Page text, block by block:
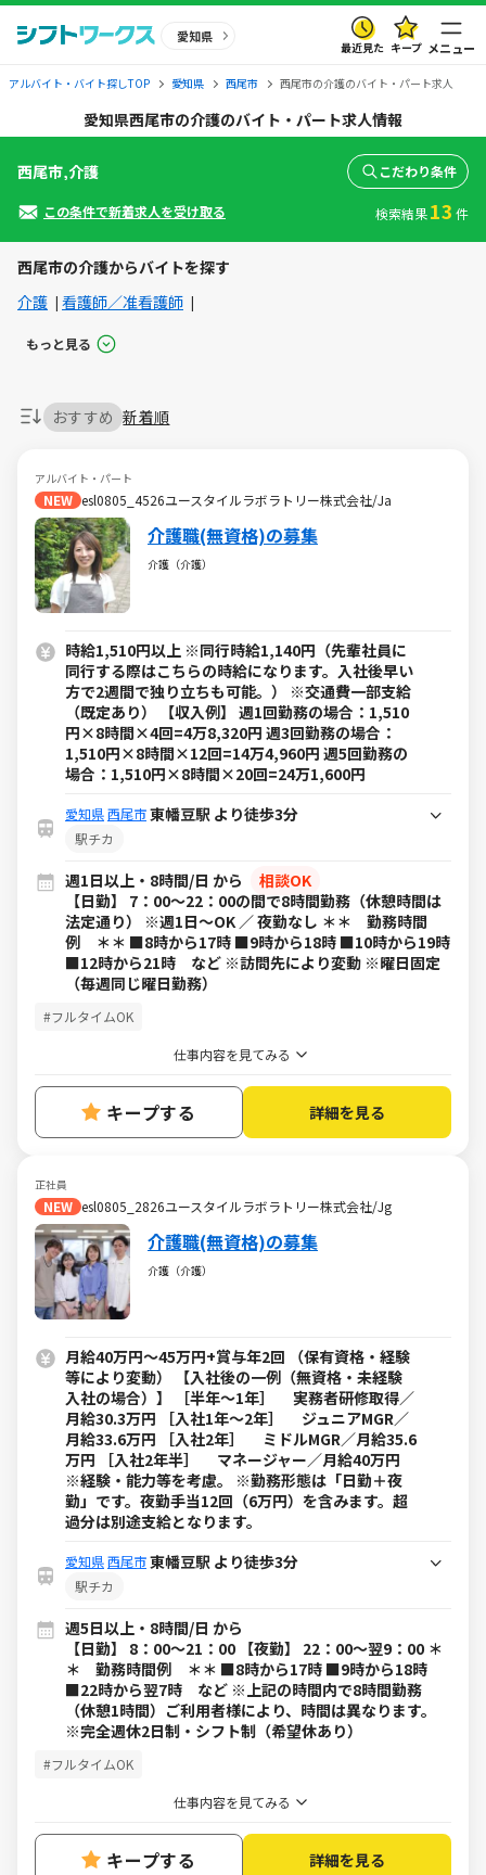
愛知県
最近見た キープ メニュー
アルバイト・バイト探しTOP 愛知県 西尾市 西尾市の介護のバイト・パート求人
愛知県西尾市の介護のバイト・パート求人情報
おすすめ 新着順
アルバイト・パート
NEW esl0805_4526ユースタイルラボラトリー株式会社/Ja
介護職(無資格)の募集
介護（介護）
時給1,510円以上 ※同行時給1,140円（先輩社員に
同行する際はこちらの時給になります。入社後早い
方で2週間で独り立ちも可能。） ※交通費一部支給
（既定あり） 【収入例】 週1回勤務の場合：1,510
円×8時間×4回=4万8,320円 週3回勤務の場合：
1,510円×8時間×12回=14万4,960円 週5回勤務の
場合：1,510円×8時間×20回=24万1,600円
愛知県西尾市東幡豆駅 より徒歩3分
駅チカ
週1日以上・8時間/日 から
相談OK
【日勤】 7：00～22：00の間で8時間勤務（休憩時間は
法定通り） ※週1日～OK ／ 夜勤なし ＊＊ 勤務時間
例 ＊＊ ■8時から17時 ■9時から18時 ■10時から19時
■12時から21時 など ※訪問先により変動 ※曜日固定
（毎週同じ曜日勤務）
#フルタイムOK
仕事内容を見てみる
キープする 詳細を見る
正社員
NEW esl0805_2826ユースタイルラボラトリー株式会社/Jg
介護職(無資格)の募集
介護（介護）
月給40万円～45万円+賞与年2回 （保有資格・経験
等により変動） 【入社後の一例（無資格・未経験
入社の場合）】 ［半年～1年］ 実務者研修取得／
月給30.3万円 ［入社1年～2年］ ジュニアMGR／
月給33.6万円 ［入社2年］ ミドルMGR／月給35.6
万円 ［入社2年半］ マネージャー／月給40万円
※経験・能力等を考慮。 ※勤務形態は「日勤＋夜
勤」です。夜勤手当12回（6万円）を含みます。超
過分は別途支給となります。
愛知県西尾市東幡豆駅 より徒歩3分
駅チカ
週5日以上・8時間/日 から
【日勤】 8：00～21：00 【夜勤】 22：00～翌9：00 ＊
＊ 勤務時間例 ＊＊ ■8時から17時 ■9時から18時
■22時から翌7時 など ※上記の時間内で8時間勤務
（休憩1時間）ご利用者様により、時間は異なります。
※完全週休2日制・シフト制（希望休あり）
#フルタイムOK
仕事内容を見てみる
キープする 詳細を見る
西尾市,介護 こだわり条件
この条件で新着求人を受け取る 検索結果13 件
西尾市の介護からバイトを探す
介護
看護師／准看護師
もっと見る